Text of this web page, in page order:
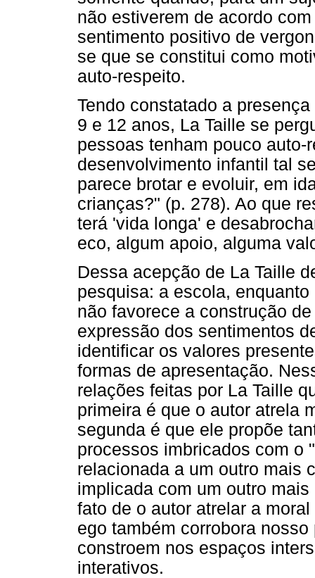
não estiverem de acordo
sentimento positivo de
se que se constitui como
auto-respeito.
Tendo constatado a
9 e 12 anos, La Taille se
pessoas tenham pouco
desenvolvimento infantil tal
parece brotar e evoluir, em
crianças?" (p. 278). Ao que
terá 'vida longa' e
eco, algum apoio, alguma
Dessa acepção de La Taille
pesquisa: a escola,
não favorece a construção
expressão dos sentimentos
identificar os valores
formas de apresentação.
relações feitas por La Taille
primeira é que o autor atrela
segunda é que ele propõe
processos imbricados com o
relacionada a um outro mais
implicada com um outro
fato de o autor atrelar a
ego também corrobora
constroem nos espaços
interativos.